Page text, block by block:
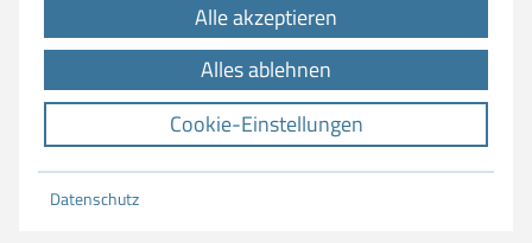
DOWNLOADS
AGB
IMPRESSUM
Alle akzeptieren
Alles ablehnen
Cookie-Einstellungen
Datenschutz